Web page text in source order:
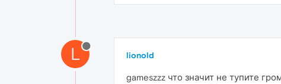
L lionold
gameszzz что значит не тупите